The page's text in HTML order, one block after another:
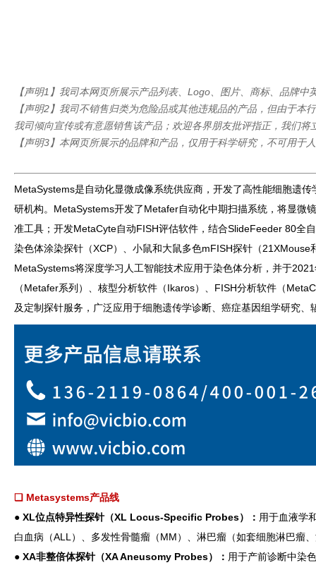
【声明1】我司本网页所展示产品列表、Logo、图片、商标、品牌
【声明2】我司不销售归类为危险品或其他违规品的产品，但由于
我司倾向宣传或有意愿销售该产品；欢迎各界朋友批评指正，我们将
【声明3】本网页所展示的品牌和产品，仅用于科学研究，不可用于
MetaSystems是自动化显微成像系统供应商，开发了高性能细胞遗
研机构。MetaSystems开发了Metafer自动化中期扫描系统，将显微
准工具；开发MetaCyte自动FISH评估软件，结合SlideFeeder 80全
染色体涂染探针（XCP）、小鼠和大鼠多色mFISH探针（
MetaSystems将深度学习人工智能技术应用于染色体分析，并于
（Metafer系列）、核型分析软件（Ikaros）、FISH分析软件（
及定制探针服务，广泛应用于细胞遗传学诊断、癌症基因组学研究
❑ Metasystems产品线
● XL位点特异性探针（XL Locus-Specific Probes）： 用于血液学
白血病（ALL）、多发性骨髓瘤（MM）、淋巴瘤（如套细胞淋巴瘤
● XA非整倍体探针（XA Aneusomy Probes）： 用于产前诊断中染